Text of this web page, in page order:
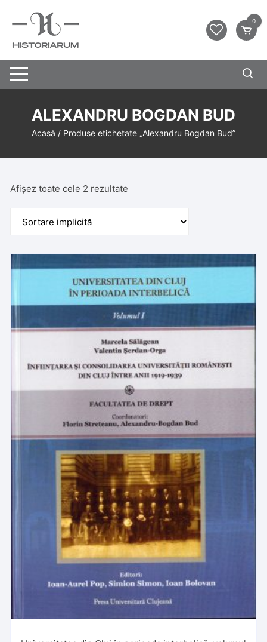
0
ALEXANDRU BOGDAN BUD
Acasă / Produse etichetate „Alexandru Bogdan Bud”
Afișez toate cele 2 rezultate